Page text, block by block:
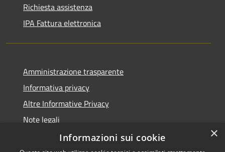
Richiesta assistenza
IPA Fattura elettronica
Amministrazione trasparente
Informativa privacy
Altre Informative Privacy
Note legali
Dichiarazione di accessibilità
×
Informazioni sui cookie